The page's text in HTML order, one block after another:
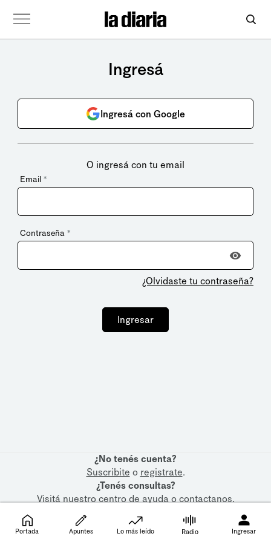
Ingresá
Ingresá con Google
O ingresá con tu email
Email *
Contraseña *
¿Olvidaste tu contraseña?
Ingresar
¿No tenés cuenta?
Suscribite o registrate.
¿Tenés consultas?
Visitá nuestrocentro de ayudaocontactanos.
Portada Apuntes Lo más leído Radio Ingresar